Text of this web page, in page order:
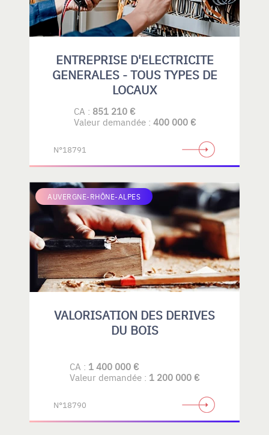
ENTREPRISE D'ELECTRICITE
GENERALES - TOUS TYPES DE
LOCAUX
CA : 851 210 €
Valeur demandée : 400 000 €
N°18791
AUVERGNE-RHÔNE-ALPES
VALORISATION DES DERIVES
DU BOIS
CA : 1 400 000 €
Valeur demandée : 1 200 000 €
N°18790